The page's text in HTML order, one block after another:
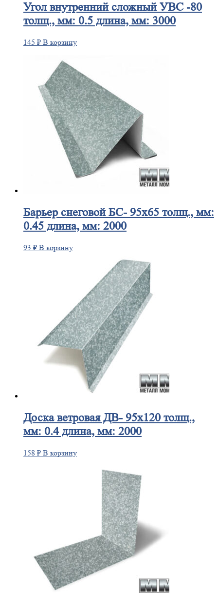
Уголвнутренний сложный УВС -80
толщ., мм: 0.5 длина, мм: 3000
145 ₽ В корзину
Барьерснеговой БС- 95х65 толщ., мм:
0.45 длина, мм: 2000
93 ₽ В корзину
Доскаветровая ДВ- 95х120 толщ.,
мм: 0.4 длина, мм: 2000
158 ₽ В корзину